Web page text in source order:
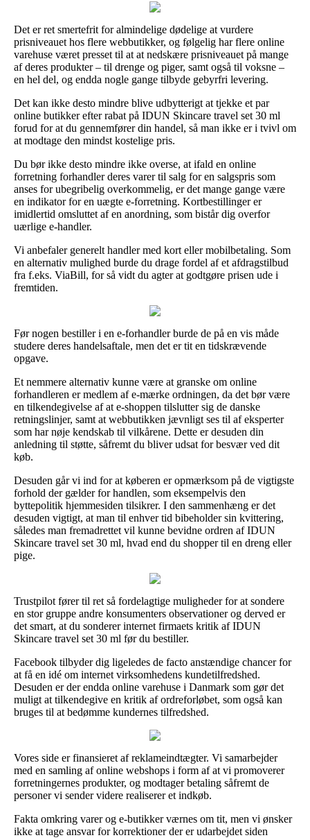
Det er ret smertefrit for almindelige dødelige at vurdere
prisniveauet hos flere webbutikker, og følgelig har flere online
varehuse været presset til at at nedskære prisniveauet på mange
af deres produkter – til drenge og piger, samt også til voksne –
en hel del, og endda nogle gange tilbyde gebyrfri levering.
Det kan ikke desto mindre blive udbytterigt at tjekke et par
online butikker efter rabat på IDUN Skincare travel set 30 ml
forud for at du gennemfører din handel, så man ikke er i tvivl om
at modtage den mindst kostelige pris.
Du bør ikke desto mindre ikke overse, at ifald en online
forretning forhandler deres varer til salg for en salgspris som
anses for ubegribelig overkommelig, er det mange gange være
en indikator for en uægte e-forretning. Kortbestillinger er
imidlertid omsluttet af en anordning, som bistår dig overfor
uærlige e-handler.
Vi anbefaler generelt handler med kort eller mobilbetaling. Som
en alternativ mulighed burde du drage fordel af et afdragstilbud
fra f.eks. ViaBill, for så vidt du agter at godtgøre prisen ude i
fremtiden.
Før nogen bestiller i en e-forhandler burde de på en vis måde
studere deres handelsaftale, men det er tit en tidskrævende
opgave.
Et nemmere alternativ kunne være at granske om online
forhandleren er medlem af e-mærke ordningen, da det bør være
en tilkendegivelse af at e-shoppen tilslutter sig de danske
retningslinjer, samt at webbutikken jævnligt ses til af eksperter
som har nøje kendskab til vilkårene. Dette er desuden din
anledning til støtte, såfremt du bliver udsat for besvær ved dit
køb.
Desuden går vi ind for at køberen er opmærksom på de vigtigste
forhold der gælder for handlen, som eksempelvis den
byttepolitik hjemmesiden tilsikrer. I den sammenhæng er det
desuden vigtigt, at man til enhver tid bibeholder sin kvittering,
således man fremadrettet vil kunne bevidne ordren af IDUN
Skincare travel set 30 ml, hvad end du shopper til en dreng eller
pige.
Trustpilot fører til ret så fordelagtige muligheder for at sondere
en stor gruppe andre konsumenters observationer og derved er
det smart, at du sonderer internet firmaets kritik af IDUN
Skincare travel set 30 ml før du bestiller.
Facebook tilbyder dig ligeledes de facto anstændige chancer for
at få en idé om internet virksomhedens kundetilfredshed.
Desuden er der endda online varehuse i Danmark som gør det
muligt at tilkendegive en kritik af ordreforløbet, som også kan
bruges til at bedømme kundernes tilfredshed.
Vores side er finansieret af reklameindtægter. Vi samarbejder
med en samling af online webshops i form af at vi promoverer
forretningernes produkter, og modtager betaling såfremt de
personer vi sender videre realiserer et indkøb.
Fakta omkring varer og e-butikker værnes om tit, men vi ønsker
ikke at tage ansvar for korrektioner der er udarbejdet siden